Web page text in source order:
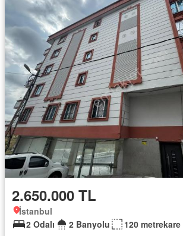
2.650.000 TL
İstanbul
2 Odalı
2 Banyolu 120 metrekare